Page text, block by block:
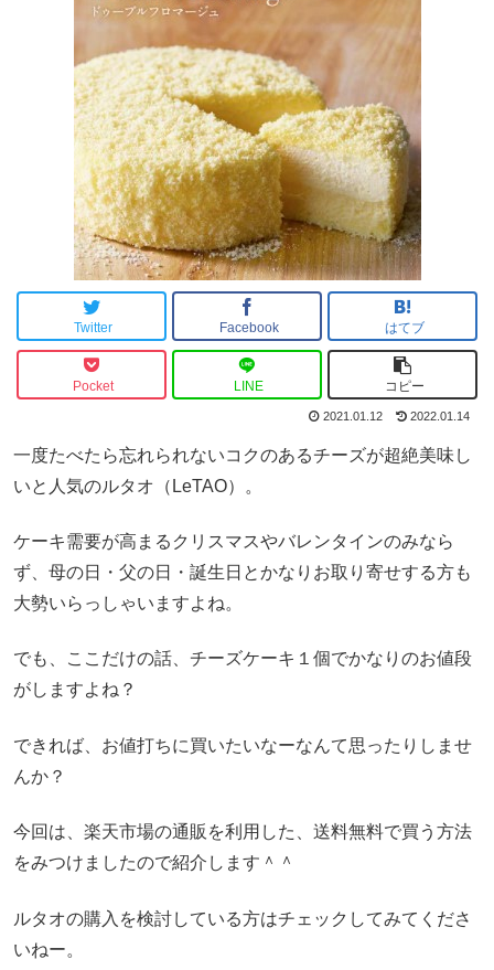
Twitter Facebook はてブ
Pocket LINE コピー
2021.01.12 2022.01.14
一度たべたら忘れられないコクのあるチーズが超絶美味し
いと人気のルタオ（LeTAO）。
ケーキ需要が高まるクリスマスやバレンタインのみなら
ず、母の日・父の日・誕生日とかなりお取り寄せする方も
大勢いらっしゃいますよね。
でも、ここだけの話、チーズケーキ１個でかなりのお値段
がしますよね？
できれば、お値打ちに買いたいなーなんて思ったりしませ
んか？
今回は、楽天市場の通販を利用した、送料無料で買う方法
をみつけましたので紹介します＾＾
ルタオの購入を検討している方はチェックしてみてくださ
いねー。